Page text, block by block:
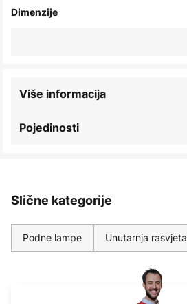
Dimenzije
Pojedinosti
Više informacija
Slične kategorije
Podne lampe Unutarnja rasvjeta